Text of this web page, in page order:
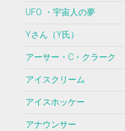
UFO ・宇宙人の夢
Yさん（Y氏）
アーサー・C・クラーク
アイスクリーム
アイスホッケー
アナウンサー